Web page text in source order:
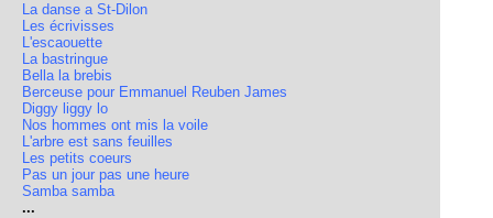
La danse a St-Dilon
Les écrivisses
L'escaouette
La bastringue
Bella la brebis
Berceuse pour Emmanuel Reuben James
Diggy liggy lo
Nos hommes ont mis la voile
L'arbre est sans feuilles
Les petits coeurs
Pas un jour pas une heure
Samba samba
...